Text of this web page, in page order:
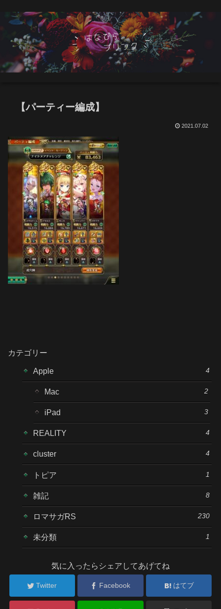
【パーティー編成】
2021.07.02
カテゴリー
Apple 4
Mac 2
iPad 3
REALITY 4
cluster 4
トピア 1
雑記 8
ロマサガRS 230
未分類 1
気に入ったらシェアしてあげてね
Twitter Facebook はてブ